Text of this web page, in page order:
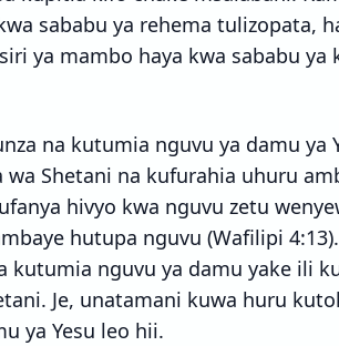
sababu ya rehema tulizopata,
ya mambo haya kwa sababu ya
na kutumia nguvu ya damu ya
Shetani na kufurahia uhuru
hivyo kwa nguvu zetu
hutupa nguvu (Wafilipi
kutumia nguvu ya damu yake ili
Je, unatamani kuwa huru
ya Yesu leo hii.